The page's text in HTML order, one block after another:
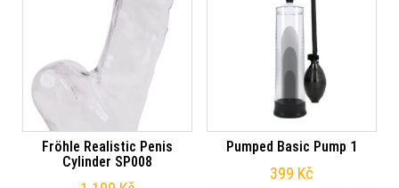
Fröhle Realistic Penis
Cylinder SP008
Pumped Basic Pump 1
399 Kč